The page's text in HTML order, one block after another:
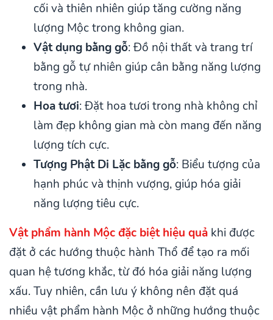
cối và thiên nhiên giúp tăng cường năng
lượng Mộc trong không gian.
Vật dụng bằng gỗ: Đồ nội thất và trang trí
bằng gỗ tự nhiên giúp cân bằng năng lượng
trong nhà.
Hoa tươi: Đặt hoa tươi trong nhà không chỉ
làm đẹp không gian mà còn mang đến năng
lượng tích cực.
Tượng Phật Di Lặc bằng gỗ: Biểu tượng của
hạnh phúc và thịnh vượng, giúp hóa giải
năng lượng tiêu cực.
Vật phẩm hành Mộc đặc biệt hiệu quả khi được
đặt ở các hướng thuộc hành Thổ để tạo ra mối
quan hệ tương khắc, từ đó hóa giải năng lượng
xấu. Tuy nhiên, cần lưu ý không nên đặt quá
nhiều vật phẩm hành Mộc ở những hướng thuộc